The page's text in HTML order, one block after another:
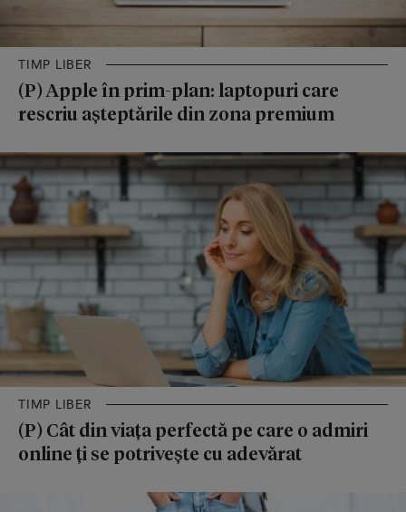
TIMP LIBER
(P) Apple în prim-plan: laptopuri care
rescriu așteptările din zona premium
TIMP LIBER
(P) Cât din viața perfectă pe care o admiri
online ți se potrivește cu adevărat